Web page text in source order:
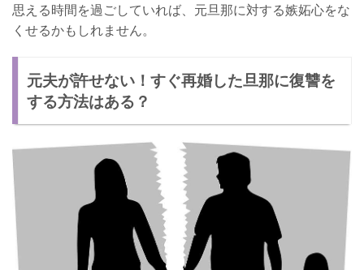
思える時間を過ごしていれば、元旦那に対する嫉妬心をな
くせるかもしれません。
元夫が許せない！すぐ再婚した旦那に復讐を
する方法はある？